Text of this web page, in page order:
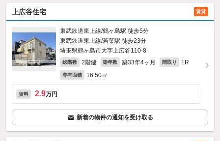
上広谷住宅 賃貸
東武鉄道東上線/鶴ヶ島駅 徒歩5分
東武鉄道東上線/若葉駅 徒歩23分
埼玉県鶴ヶ島市大字上広谷110‐8
総階数 2階建 築年数 築33年4ヶ月 間取り 1R
専有面積 16.50㎡
賃料 2.9万円
新着の物件の通知を受け取る